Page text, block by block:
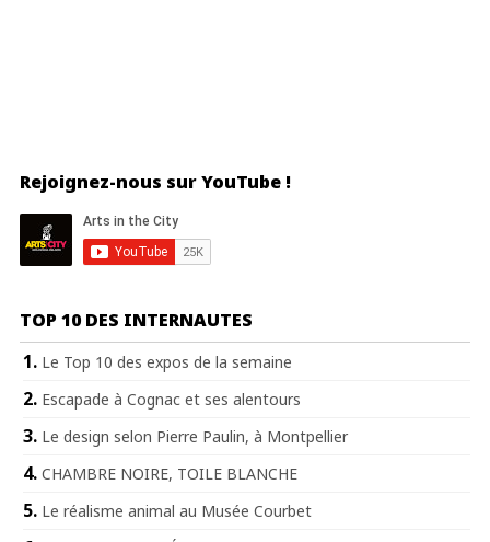
Rejoignez-nous sur YouTube !
TOP 10 DES INTERNAUTES
Le Top 10 des expos de la semaine
Escapade à Cognac et ses alentours
Le design selon Pierre Paulin, à Montpellier
CHAMBRE NOIRE, TOILE BLANCHE
Le réalisme animal au Musée Courbet